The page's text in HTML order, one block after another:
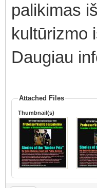
palikimas
kultūrizmo
Daugiau
Attached Files
Thumbnail(s)